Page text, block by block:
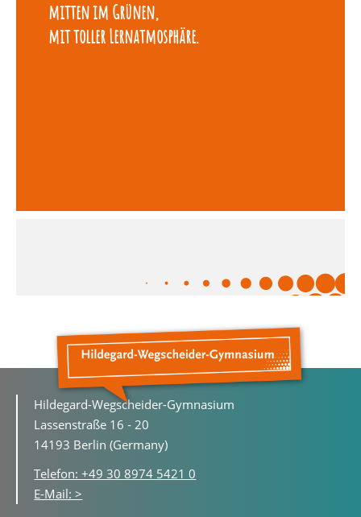
mitten im Grünen,
mit toller Lernatmosphäre.
Hildegard-Wegscheider-Gymnasium
Lassenstraße 16 - 20
14193 Berlin (Germany)
Telefon: +49 30 8974 5421 0
E-Mail: >